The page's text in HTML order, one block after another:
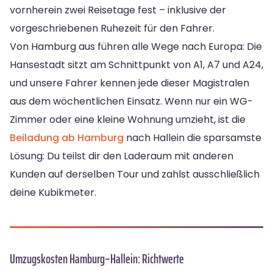
vornherein zwei Reisetage fest – inklusive der
vorgeschriebenen Ruhezeit für den Fahrer.
Von Hamburg aus führen alle Wege nach Europa: Die
Hansestadt sitzt am Schnittpunkt von A1, A7 und A24,
und unsere Fahrer kennen jede dieser Magistralen
aus dem wöchentlichen Einsatz. Wenn nur ein WG-
Zimmer oder eine kleine Wohnung umzieht, ist die
Beiladung ab Hamburg nach Hallein die sparsamste
Lösung: Du teilst dir den Laderaum mit anderen
Kunden auf derselben Tour und zahlst ausschließlich
deine Kubikmeter.
Umzugskosten Hamburg–Hallein: Richtwerte